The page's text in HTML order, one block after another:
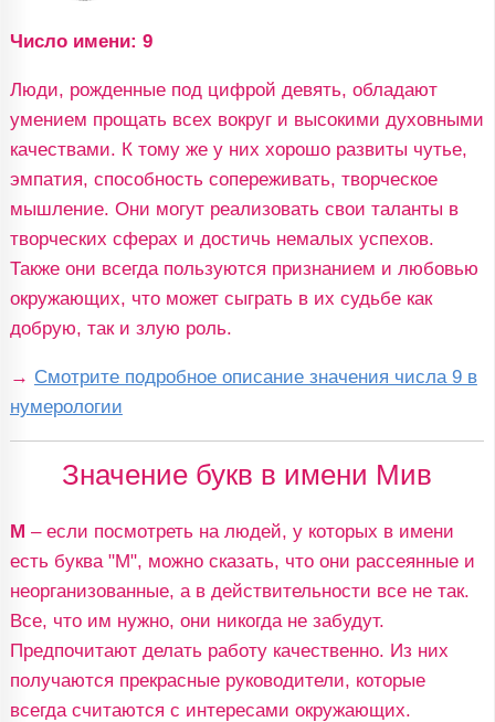
Число имени: 9
Люди, рожденные под цифрой девять, обладают
умением прощать всех вокруг и высокими духовными
качествами. К тому же у них хорошо развиты чутье,
эмпатия, способность сопереживать, творческое
мышление. Они могут реализовать свои таланты в
творческих сферах и достичь немалых успехов.
Также они всегда пользуются признанием и любовью
окружающих, что может сыграть в их судьбе как
добрую, так и злую роль.
→ Смотрите подробное описание значения числа 9 в
нумерологии
Значение букв в имени Мив
М – если посмотреть на людей, у которых в имени
есть буква "М", можно сказать, что они рассеянные и
неорганизованные, а в действительности все не так.
Все, что им нужно, они никогда не забудут.
Предпочитают делать работу качественно. Из них
получаются прекрасные руководители, которые
всегда считаются с интересами окружающих.